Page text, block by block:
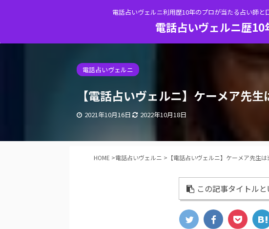
電話占いヴェルニ利用歴10年のプロが当たる占い師と
電話占いヴェルニ歴
電話占いヴェルニ
【電話占いヴェルニ】ケーメア先
2021年10月16日 2022年10月18日
HOME >電話占いヴェルニ > 【電話占いヴェルニ】ケーメア先生
この記事タイトル